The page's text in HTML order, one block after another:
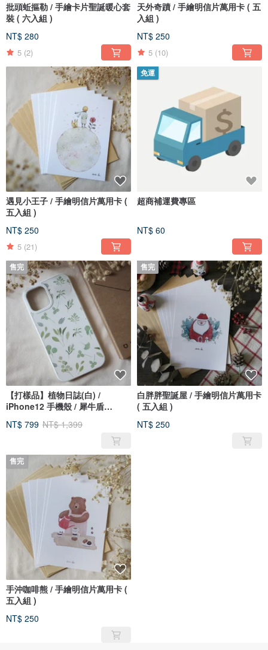
批頭蚯摳勒 / 手繪卡片聖誕暖心套
裝 ( 六入組 )
NT$ 280
5 (2)
天外奇蹟 / 手繪明信片萬用卡 ( 五
入組 )
NT$ 250
5 (10)
遇見小王子 / 手繪明信片萬用卡 (
五入組 )
NT$ 250
5 (21)
免運
超商補運費專區
NT$ 60
售完
【打樣品】植物日誌(白) /
iPhone12 手機殼 / 犀牛盾
NT$ 799 NT$ 1,399
售完
白胖胖聖誕屋 / 手繪明信片萬用卡
( 五入組 )
NT$ 250
售完
手沖咖啡熊 / 手繪明信片萬用卡 (
五入組 )
NT$ 250